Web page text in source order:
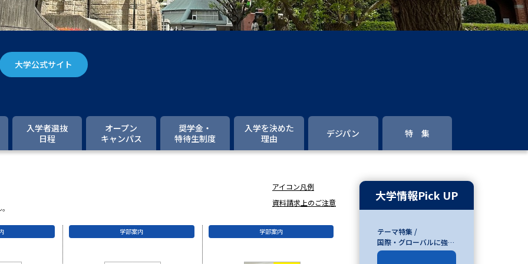
大学入学共通テスト「受験案内」の請求
大学入学共通テスト「受験上の配慮案内」の請求
高等学校卒業程度認定試験
大学研究 大学検索
国際・グローバルに強い大学特集
デジタルパンフレット
進路の３択
新学年スタート号特集ページ（高3生用）
新学年スタート号特集ページ（高2生用）
大学公式サイト
入学者選抜
日程
オープン
キャンパス
奨学金・
特待生制度
入学を決めた
理由
デジパン 特 集
アイコン凡例
資料請求上のご注意
学部案内 学部案内
大学情報Pick UP
テーマ特集 /
国際・グローバルに強い
大学特集